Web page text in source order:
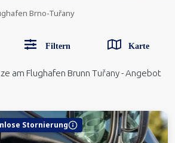
Brno-Tuřany
Filtern Karte
am Flughafen Brunn Tuřany-Angebot
Stornierung